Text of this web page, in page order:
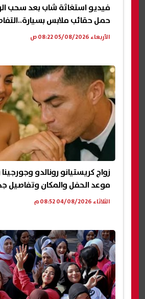
فيديو استغاثة شاب بعد سحب
حمل حقائب ملابس
الأربعاء 05/08/2026 08:22 ص
زواج كريستيانو رونالدو
موعد الحفل والمكان وتفاصيل
الثلاثاء 04/08/2026 08:52 م